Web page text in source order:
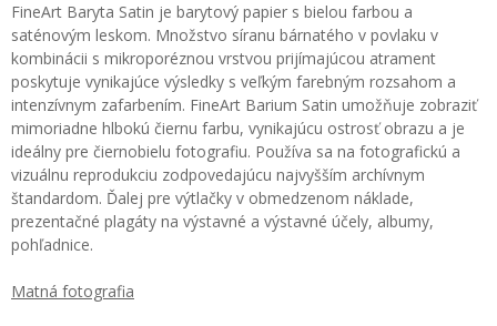
FineArt Baryta Satin je barytový papier s bielou farbou a
saténovým leskom. Množstvo síranu bárnatého v povlaku v
kombinácii s mikroporéznou vrstvou prijímajúcou atrament
poskytuje vynikajúce výsledky s veľkým farebným rozsahom a
intenzívnym zafarbením. FineArt Barium Satin umožňuje zobraziť
mimoriadne hlbokú čiernu farbu, vynikajúcu ostrosť obrazu a je
ideálny pre čiernobielu fotografiu. Používa sa na fotografickú a
vizuálnu reprodukciu zodpovedajúcu najvyšším archívnym
štandardom. Ďalej pre výtlačky v obmedzenom náklade,
prezentačné plagáty na výstavné a výstavné účely, albumy,
pohľadnice.
Matná fotografia